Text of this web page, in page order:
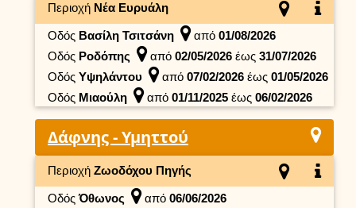
Περιοχή Νέα Ευρυάλη
Οδός Βασίλη Τσιτσάνη από 01/08/2026
Οδός Ροδόπης από 02/05/2026 έως 31/07/2026
Οδός Υψηλάντου από 07/02/2026 έως 01/05/2026
Οδός Μιαούλη από 01/11/2025 έως 06/02/2026
Δάφνης - Υμηττού
Περιοχή Ζωοδόχου Πηγής
ΟδόςΌθωνος από 06/06/2026